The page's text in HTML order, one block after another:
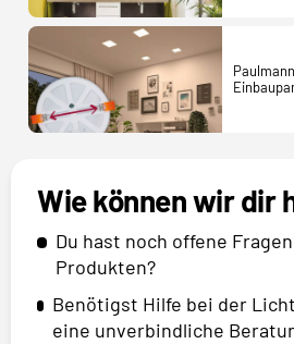
Wie können wir dir
Du hast noch offene
Produkten?
Benötigst Hilfe bei der
eine unverbindliche